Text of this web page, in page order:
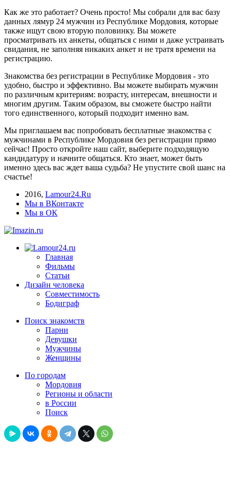
Как же это работает? Очень просто! Мы собрали для вас базу
данных лямур 24 мужчин из Республике Мордовия, которые
также ищут свою вторую половинку. Вы можете
просматривать их анкеты, общаться с ними и даже устраивать
свидания, не заполняя никаких анкет и не тратя времени на
регистрацию.
Знакомства без регистрации в Республике Мордовия - это
удобно, быстро и эффективно. Вы можете выбирать мужчин
по различным критериям: возрасту, интересам, внешности и
многим другим. Таким образом, вы сможете быстро найти
того единственного, который подходит именно вам.
Мы приглашаем вас попробовать бесплатные знакомства с
мужчинами в Республике Мордовия без регистрации прямо
сейчас! Просто откройте наш сайт, выберите подходящую
кандидатуру и начните общаться. Кто знает, может быть
именно здесь вас ждет ваша судьба? Не упустите свой шанс на
счастье!
2016, Lamour24.Ru
Мы в ВКонтакте
Мы в ОК
Главная
Фильмы
Статьи
Дизайн человека
Совместимость
Бодиграф
Поиск знакомств
Парни
Девушки
Мужчины
Женщины
По городам
Мордовия
Регионы и области
в России
Поиск